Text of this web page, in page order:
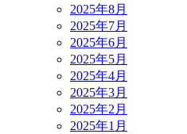
2025年8月
2025年7月
2025年6月
2025年5月
2025年4月
2025年3月
2025年2月
2025年1月